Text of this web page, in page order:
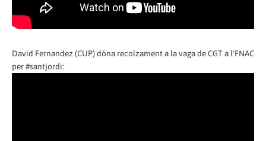
David Fernandez (CUP) dóna recolzament a la vaga de CGT a l'FNAC
per #santjordi: